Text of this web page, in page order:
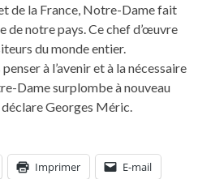
de la France, Notre-Dame fait
de notre pays. Ce chef d’œuvre
du monde entier.
à l’avenir et à la nécessaire
Dame surplombe à nouveau
Georges Méric.
Imprimer E-mail